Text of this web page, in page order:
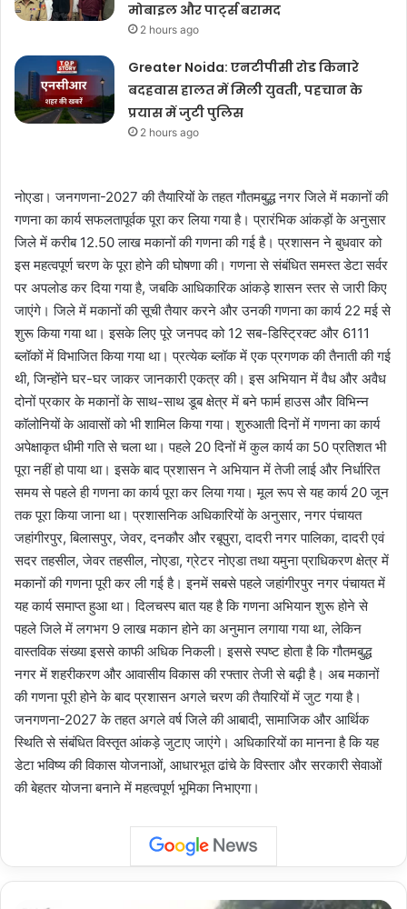
मोबाइल और पार्ट्स बरामद
2 hours ago
Greater Noida: एनटीपीसी रोड किनारे
बदहवास हालत में मिली युवती, पहचान के
प्रयास में जुटी पुलिस
2 hours ago
नोएडा। जनगणना-2027 की तैयारियों के तहत गौतमबुद्ध नगर जिले में मकानों की
गणना का कार्य सफलतापूर्वक पूरा कर लिया गया है। प्रारंभिक आंकड़ों के अनुसार
जिले में करीब 12.50 लाख मकानों की गणना की गई है। प्रशासन ने बुधवार को
इस महत्वपूर्ण चरण के पूरा होने की घोषणा की। गणना से संबंधित समस्त डेटा सर्वर
पर अपलोड कर दिया गया है, जबकि आधिकारिक आंकड़े शासन स्तर से जारी किए
जाएंगे। जिले में मकानों की सूची तैयार करने और उनकी गणना का कार्य 22 मई से
शुरू किया गया था। इसके लिए पूरे जनपद को 12 सब-डिस्ट्रिक्ट और 6111
ब्लॉकों में विभाजित किया गया था। प्रत्येक ब्लॉक में एक प्रगणक की तैनाती की गई
थी, जिन्होंने घर-घर जाकर जानकारी एकत्र की। इस अभियान में वैध और अवैध
दोनों प्रकार के मकानों के साथ-साथ डूब क्षेत्र में बने फार्म हाउस और विभिन्न
कॉलोनियों के आवासों को भी शामिल किया गया। शुरुआती दिनों में गणना का कार्य
अपेक्षाकृत धीमी गति से चला था। पहले 20 दिनों में कुल कार्य का 50 प्रतिशत भी
पूरा नहीं हो पाया था। इसके बाद प्रशासन ने अभियान में तेजी लाई और निर्धारित
समय से पहले ही गणना का कार्य पूरा कर लिया गया। मूल रूप से यह कार्य 20 जून
तक पूरा किया जाना था। प्रशासनिक अधिकारियों के अनुसार, नगर पंचायत
जहांगीरपुर, बिलासपुर, जेवर, दनकौर और रबूपुरा, दादरी नगर पालिका, दादरी एवं
सदर तहसील, जेवर तहसील, नोएडा, ग्रेटर नोएडा तथा यमुना प्राधिकरण क्षेत्र में
मकानों की गणना पूरी कर ली गई है। इनमें सबसे पहले जहांगीरपुर नगर पंचायत में
यह कार्य समाप्त हुआ था। दिलचस्प बात यह है कि गणना अभियान शुरू होने से
पहले जिले में लगभग 9 लाख मकान होने का अनुमान लगाया गया था, लेकिन
वास्तविक संख्या इससे काफी अधिक निकली। इससे स्पष्ट होता है कि गौतमबुद्ध
नगर में शहरीकरण और आवासीय विकास की रफ्तार तेजी से बढ़ी है। अब मकानों
की गणना पूरी होने के बाद प्रशासन अगले चरण की तैयारियों में जुट गया है।
जनगणना-2027 के तहत अगले वर्ष जिले की आबादी, सामाजिक और आर्थिक
स्थिति से संबंधित विस्तृत आंकड़े जुटाए जाएंगे। अधिकारियों का मानना है कि यह
डेटा भविष्य की विकास योजनाओं, आधारभूत ढांचे के विस्तार और सरकारी सेवाओं
की बेहतर योजना बनाने में महत्वपूर्ण भूमिका निभाएगा।